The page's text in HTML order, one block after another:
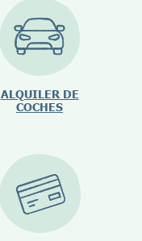
ALQUILER DE
COCHES